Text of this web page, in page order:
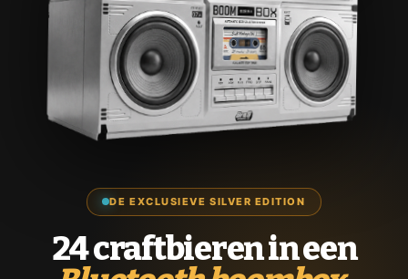
DE EXCLUSIEVE SILVER EDITION
24 craftbieren in een